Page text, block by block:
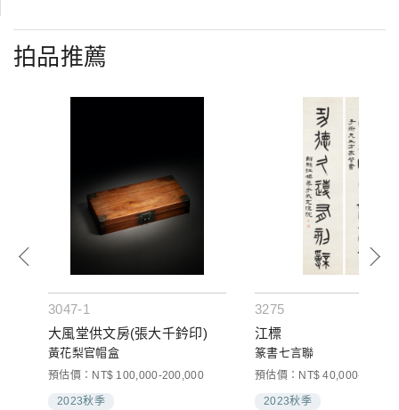
拍品推薦
3047-1
大風堂供文房(張大千鈐印)
黃花梨官帽盒
預估價：NT$ 100,000-200,000
2023秋季
3275
江標
篆書七言聯
預估價：NT$ 40,000-60,000
2023秋季